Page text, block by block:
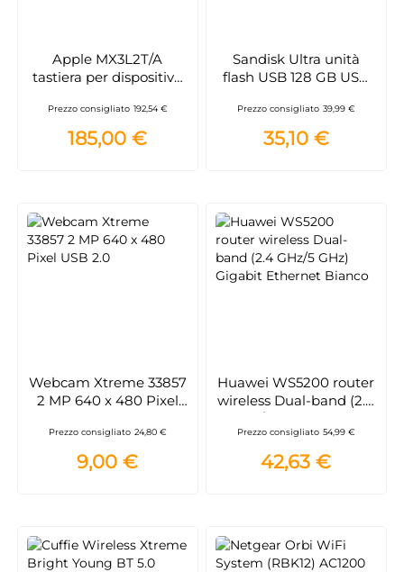
Apple MX3L2T/A
tastiera per dispositivo
Italiano Nero
Prezzo consigliato 192,54 €
185,00 €
Sandisk Ultra unità
flash USB 128 GB USB
1) Nero
Prezzo consigliato 39,99 €
35,10 €
Webcam Xtreme 33857
2 MP 640 x 480 Pixel
Prezzo consigliato 24,80 €
9,00 €
Huawei WS5200 router
wireless Dual-band (2.4
GHz/5 GHz) Gigabit
Ethernet Bianco
Prezzo consigliato 54,99 €
42,63 €